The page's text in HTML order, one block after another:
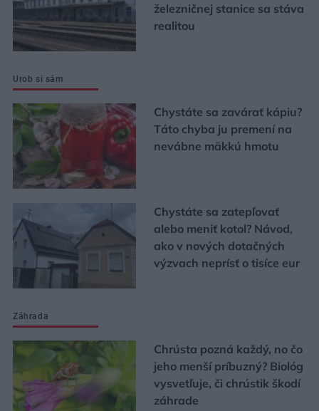
železničnej stanice sa stáva
realitou
Urob si sám
Chystáte sa zavárať kápiu?
Táto chyba ju premení na
nevábne mäkkú hmotu
Chystáte sa zatepľovať
alebo meniť kotol? Návod,
ako v nových dotačných
výzvach neprísť o tisíce eur
Záhrada
Chrústa pozná každý, no čo
jeho menší príbuzný? Biológ
vysvetľuje, či chrústik škodí
záhrade